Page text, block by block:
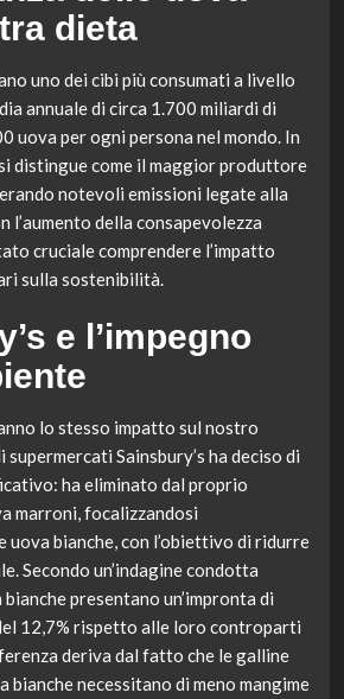
dieta
uno dei cibi più consumati a livello
annuale di circa 1.700 miliardi di
uova per ogni persona nel mondo. In
distingue come il maggior produttore
notevoli emissioni legate alla
l’aumento della consapevolezza
cruciale comprendere l’impatto
sulla sostenibilità.
e l’impegno
lo stesso impatto sul nostro
supermercati Sainsbury’s ha deciso di
ha eliminato dal proprio
marroni, focalizzandosi
uova bianche, con l’obiettivo di ridurre
Secondo un’indagine condotta
bianche presentano un’impronta di
12,7% rispetto alle loro controparti
deriva dal fatto che le galline
bianche necessitano di meno mangime